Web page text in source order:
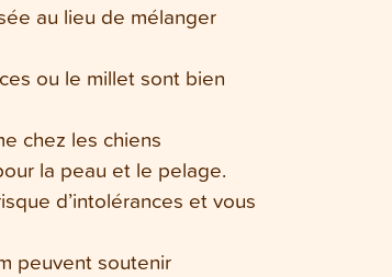
au lieu de mélanger
ou le millet sont bien
chez les chiens
la peau et le pelage.
d’intolérances et vous
peuvent soutenir